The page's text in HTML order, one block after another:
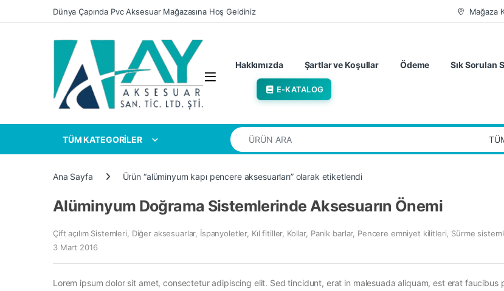
Skip to navigation
Skip to contentDünya Çapında Pvc Aksesuar Mağazasına Hoş Geldiniz Mağaza
Hakkımızda Şartlar ve Koşullar Ödeme Sık Sorulan
E-KATALOG
TÜM KATEGORİLER
Search for:
Ana Sayfa Ürün “alüminyum kapı pencere aksesuarları” olarak etiketlendi
Alüminyum Doğrama Sistemlerinde Aksesuarın Önemi
Çift açılım Sistemleri, Diğer aksesuarlar, İspanyoletler, Kıl fitiller, Kollar, Panik barlar, Pencere emniyet kilitleri, Sürme
3 Mart 2016
Lorem ipsum dolor sit amet, consectetur adipiscing elit. Sed tincidunt, erat in malesuada aliquam, est erat faucibus